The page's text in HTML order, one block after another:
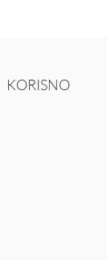
KORISNO